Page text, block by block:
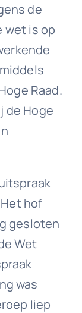
de
wet is op
Raad.
de Hoge
hof
gesloten
Wet
was
liep